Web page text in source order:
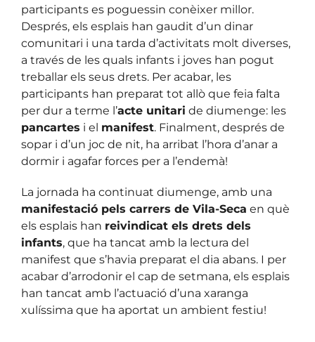
participants es poguessin conèixer millor.
Després, els esplais han gaudit d’un dinar
comunitari i una tarda d’activitats molt diverses,
a través de les quals infants i joves han pogut
treballar els seus drets. Per acabar, les
participants han preparat tot allò que feia falta
per dur a terme l’acte unitari de diumenge: les
pancartes i el manifest. Finalment, després de
sopar i d’un joc de nit, ha arribat l’hora d’anar a
dormir i agafar forces per a l’endemà!
La jornada ha continuat diumenge, amb una
manifestació pels carrers de Vila-Seca en què
els esplais han reivindicat els drets dels
infants, que ha tancat amb la lectura del
manifest que s’havia preparat el dia abans. I per
acabar d’arrodonir el cap de setmana, els esplais
han tancat amb l’actuació d’una xaranga
xulíssima que ha aportat un ambient festiu!